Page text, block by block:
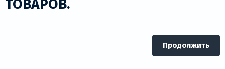
техническими характеристиками, отзывами
проконсультируют вас по всем возникшим вопросам.
Сделать заказ товара можно по телефону, почте, а
также оформив заказ на сайте. Приятных покупок!
ТОВАРОВ.
Продолжить